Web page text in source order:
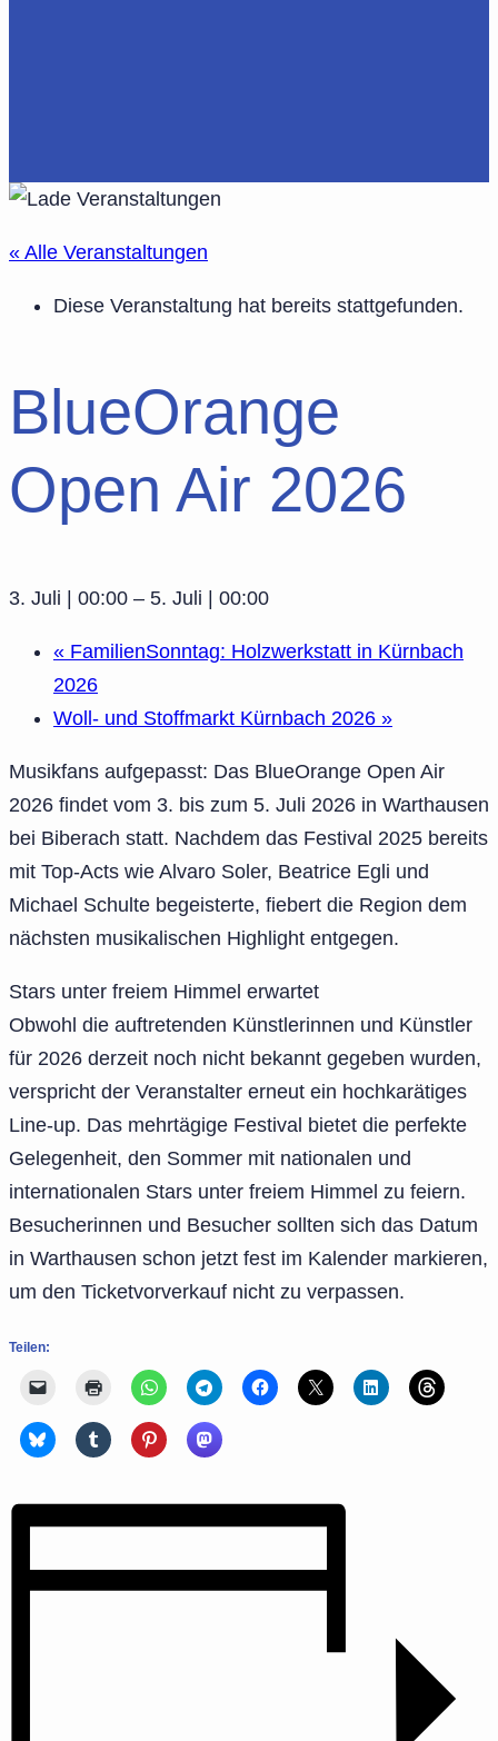
« Alle Veranstaltungen
Diese Veranstaltung hat bereits stattgefunden.
BlueOrange
Open Air 2026
3. Juli | 00:00 – 5. Juli | 00:00
« FamilienSonntag: Holzwerkstatt in Kürnbach
2026
Woll- und Stoffmarkt Kürnbach 2026 »
Musikfans aufgepasst: Das BlueOrange Open Air
2026 findet vom 3. bis zum 5. Juli 2026 in Warthausen
bei Biberach statt. Nachdem das Festival 2025 bereits
mit Top-Acts wie Alvaro Soler, Beatrice Egli und
Michael Schulte begeisterte, fiebert die Region dem
nächsten musikalischen Highlight entgegen.
Stars unter freiem Himmel erwartet
Obwohl die auftretenden Künstlerinnen und Künstler
für 2026 derzeit noch nicht bekannt gegeben wurden,
verspricht der Veranstalter erneut ein hochkarätiges
Line-up. Das mehrtägige Festival bietet die perfekte
Gelegenheit, den Sommer mit nationalen und
internationalen Stars unter freiem Himmel zu feiern.
Besucherinnen und Besucher sollten sich das Datum
in Warthausen schon jetzt fest im Kalender markieren,
um den Ticketvorverkauf nicht zu verpassen.
Teilen: